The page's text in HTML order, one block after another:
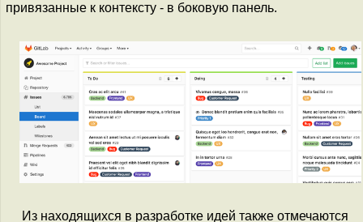
привязанные к контексту - в боковую панель.
Из находящихся в разработке идей также отмечаются